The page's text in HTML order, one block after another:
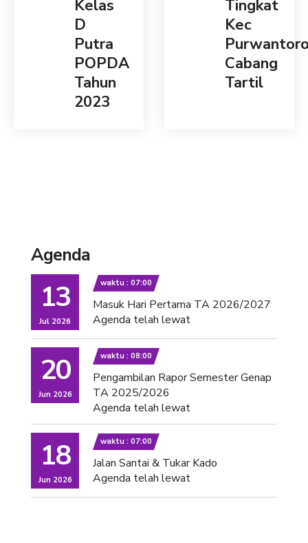
Kelas
D
Putra
POPDA
Tahun
2023
Tingkat
Kec
Cabang
Tartil
Agenda
13
Jul 2026
waktu : 07:00
Masuk Hari Pertama TA 2026/2027
Agenda telah lewat
20
Jun 2026
waktu : 08:00
Pengambilan Rapor Semester Genap
TA 2025/2026
Agenda telah lewat
18
Jun 2026
waktu : 07:00
Jalan Santai & Tukar Kado
Agenda telah lewat